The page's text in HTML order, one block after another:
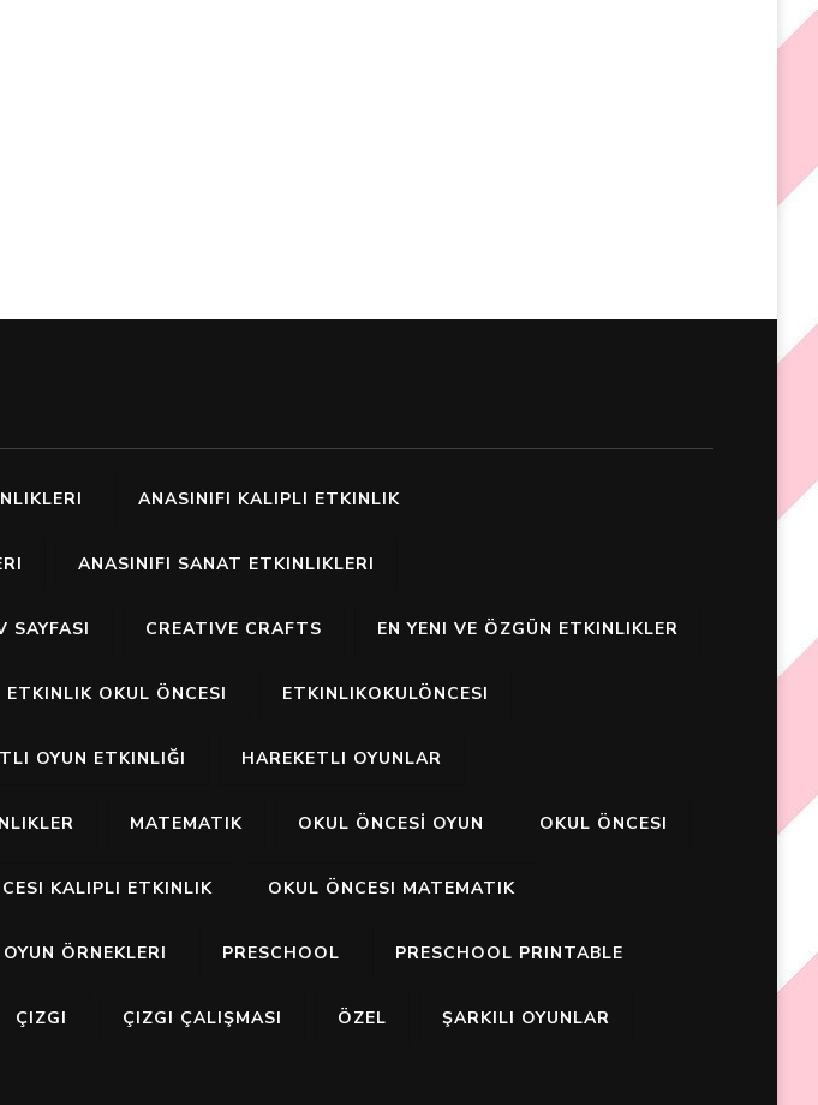
ANASINIFI KALIPLI ETKINLIK
ANASINIFI SANAT ETKINLIKLERI
SAYFASI CREATIVE CRAFTS EN YENI VE ÖZGÜN ETKINLIKLER
ETKINLIK OKUL ÖNCESI ETKINLIKOKULÖNCESI
OYUN ETKINLIĞI HAREKETLI OYUNLAR
MATEMATIK OKUL ÖNCESİ OYUN OKUL ÖNCESI
KALIPLI ETKINLIK OKUL ÖNCESI MATEMATIK
OYUN ÖRNEKLERI PRESCHOOL PRESCHOOL PRINTABLE
ÇIZGI ÇIZGI ÇALIŞMASI ÖZEL ŞARKILI OYUNLAR